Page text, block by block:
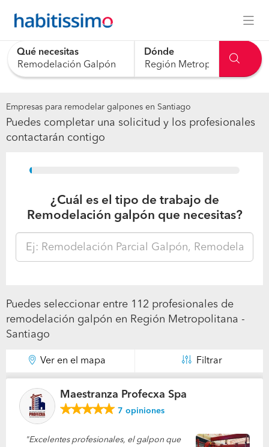
Qué necesitas Dónde
Empresas para remodelar galpones en Santiago
Puedes completar una solicitud y los profesionales
contactarán contigo
15%
¿Cuál es el tipo de trabajo de
Remodelación galpón que necesitas?
Puedes seleccionar entre 112 profesionales de
remodelación galpón en Región Metropolitana -
Santiago
Ver en el mapa Filtrar
Maestranza Profecxa Spa
7 opiniones
Excelentes profesionales, el galpon que